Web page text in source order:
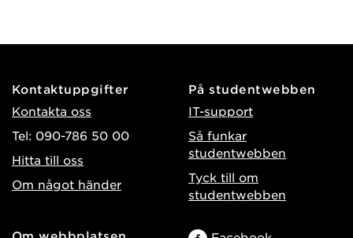
Kontaktuppgifter
Kontakta oss
Tel: 090-786 50 00
Hitta till oss
Om något händer
På studentwebben
IT-support
Så funkar
studentwebben
Tyck till om
studentwebben